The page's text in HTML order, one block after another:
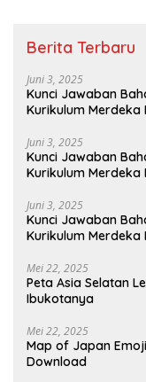
Berita Terbaru
Juni 3, 2025
Kunci Jawaban
Kurikulum Merdeka
Juni 3, 2025
Kunci Jawaban
Kurikulum Merdeka
Juni 3, 2025
Kunci Jawaban
Kurikulum Merdeka
Mei 22, 2025
Peta Asia Selatan
Ibukotanya
Mei 22, 2025
Map of Japan
Download